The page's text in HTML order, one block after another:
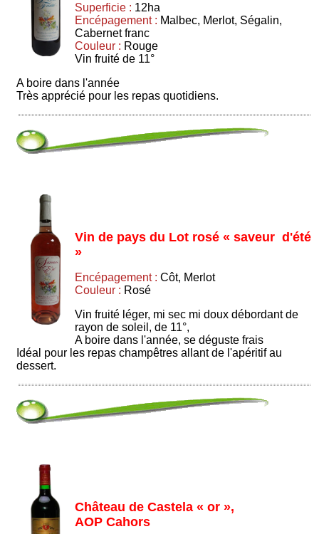
Superficie : 12ha
Encépagement : Malbec, Merlot, Ségalin,
Cabernet franc
Couleur : Rouge
Vin fruité de 11°
A boire dans l'année
Très apprécié pour les repas quotidiens.
Vin de pays du Lot rosé « saveur d'été
»
Encépagement : Côt, Merlot
Couleur : Rosé
Vin fruité léger, mi sec mi doux débordant de
rayon de soleil, de 11°,
A boire dans l'année, se déguste frais
Idéal pour les repas champêtres allant de l'apéritif au
dessert.
Château de Castela « or »,
AOP Cahors